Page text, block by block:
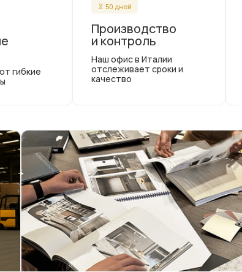
гибкие
50 дней
Производство
и контроль
Наш офис в Италии
отслеживает сроки и
качество